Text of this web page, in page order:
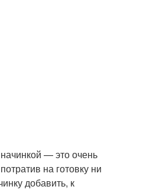
— это очень
на готовку ни
добавить, к